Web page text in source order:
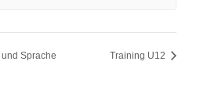
Sprache Training U12